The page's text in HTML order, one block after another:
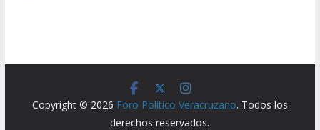
Copyright © 2026 Foro Político Veracruzano. Todos los
derechos reservados.